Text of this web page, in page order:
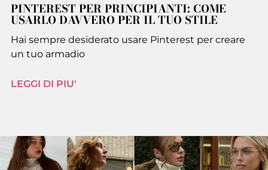
PINTEREST PER PRINCIPIANTI: COME
USARLO DAVVERO PER IL TUO STILE
Hai sempre desiderato usare Pinterest per creare
un tuo armadio
LEGGI DI PIU'